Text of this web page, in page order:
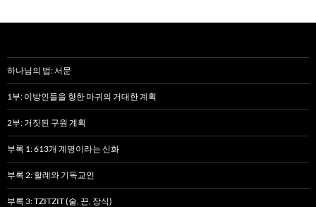
하나님의 법: 서문
1부: 이방인들을 향한 마귀의 거대한 계획
2부: 거짓된 구원 계획
부록 1: 613개 계명이라는 신화
부록 2: 할례와 기독교인
부록 3: TZITZIT (술, 끈, 장식)